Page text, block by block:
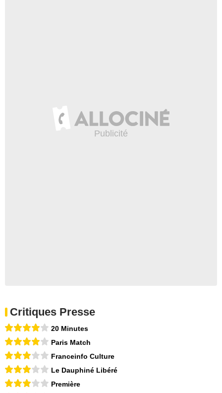
Critiques Presse
20 Minutes
Paris Match
Franceinfo Culture
Le Dauphiné Libéré
Première